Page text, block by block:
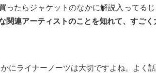
ったらジャケットのなかに解説入ってるじ
関連アーティストのことを知れて、すご
にライナーノーツは大切ですよね。よく話